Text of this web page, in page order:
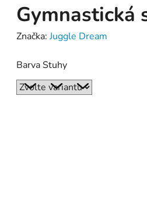
Gymnastická
Značka:Juggle Dream
Barva Stuhy